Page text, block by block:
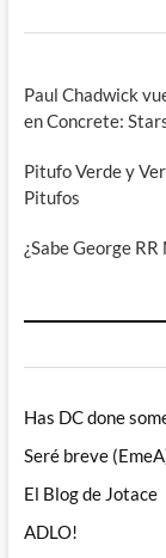
Paul Chadwick
en Concrete:
Pitufo Verde y
Pitufos
¿Sabe George
Has DC done
Seré breve
El Blog de Jotace
ADLO!